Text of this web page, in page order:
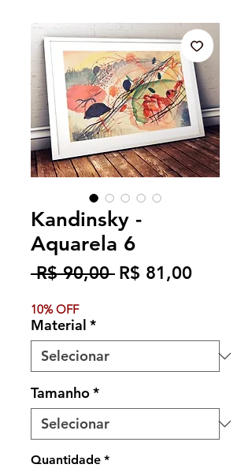
Kandinsky -
Aquarela 6
R$ 90,00 Preço
R$ 81,00Preço
10% OFF
Material *
Tamanho*
Quantidade *